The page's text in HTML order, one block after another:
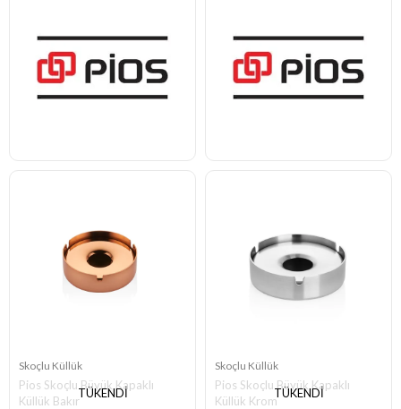
TÜKENDI
Skoçlu Küllük
Pios Skoçlu Büyük Kapaklı
Küllük Bakır
TÜKENDI
Skoçlu Küllük
Pios Skoçlu Büyük Kapaklı
Küllük Krom